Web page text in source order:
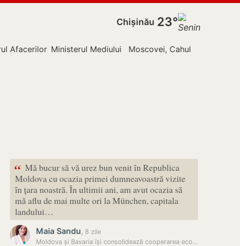
Chișinău 23°
Afacerilor ExterneMinisterul Mediului Moscovei, Cahul
“ Mă bucur să vă urez bun venit în Republica
Moldova cu ocazia primei dumneavoastră vizite
în țara noastră. În ultimii ani, am avut ocazia să
mă aflu de mai multe ori la München, capitala
landului…
Maia Sandu, 8 zile
Moldova și Bavaria își consolidează cooperarea economică